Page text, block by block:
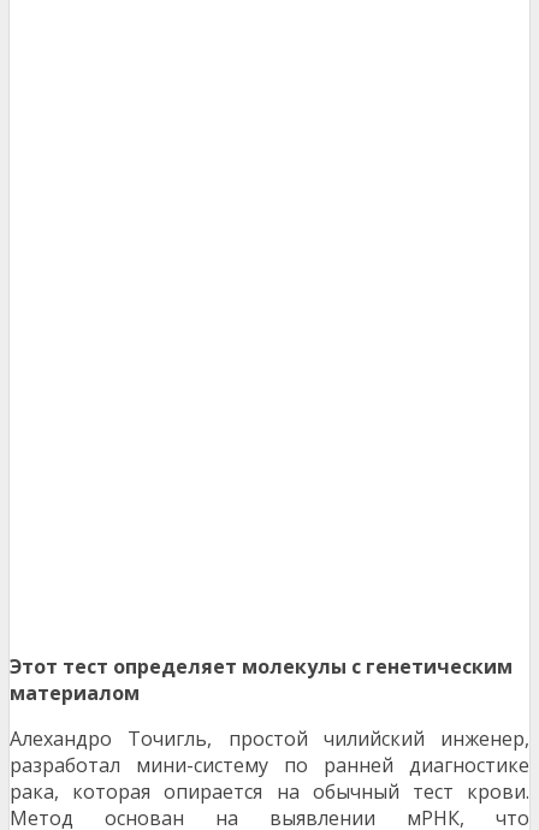
Этот тест определяет молекулы с генетическим
материалом
Алехандро Точигль, простой чилийский инженер,
разработал мини-систему по ранней диагностике
рака, которая опирается на обычный тест крови.
Метод основан на выявлении мРНК, что